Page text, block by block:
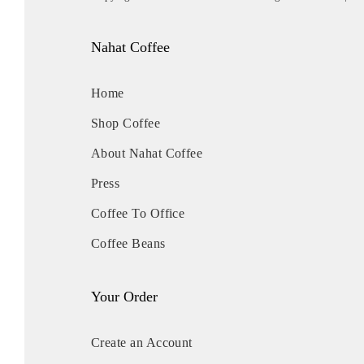
Nahat Coffee
Home
Shop Coffee
About Nahat Coffee
Press
Coffee To Office
Coffee Beans
Your Order
Create an Account